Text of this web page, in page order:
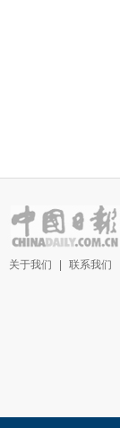
关于我们 联系我们